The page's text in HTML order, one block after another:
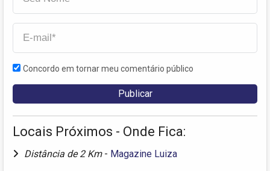
Concordo em tornar meu comentário público
Locais Próximos - Onde Fica:
Distância de 2 Km - Magazine Luiza